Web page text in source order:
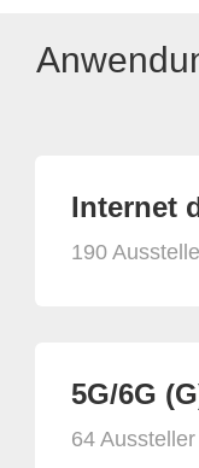
Internet
190
5G/6G
64 Aussteller